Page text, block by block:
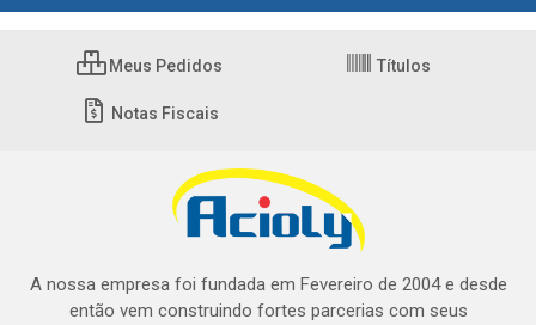
Meus Pedidos Títulos
Notas Fiscais
A nossa empresa foi fundada em Fevereiro de 2004 e desde
então vem construindo fortes parcerias com seus